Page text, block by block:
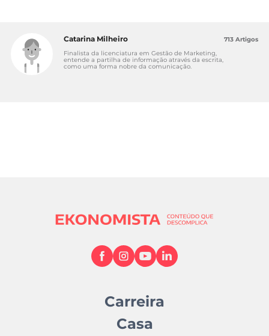
Catarina Milheiro
Finalista da licenciatura em Gestão de Marketing,
entende a partilha de informação através da escrita,
como uma forma nobre da comunicação.
713 Artigos
Carreira
Casa